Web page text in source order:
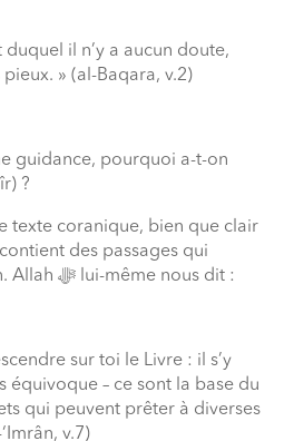
duquel il n’y a aucun doute,
» (al-Baqara, v.2)
guidance, pourquoi a-t-on
?
texte coranique, bien que clair
des passages qui
Allah
lui-même nous dit :
sur toi le Livre : il s’y
équivoque – ce sont la base du
qui peuvent prêter à diverses
v.7)